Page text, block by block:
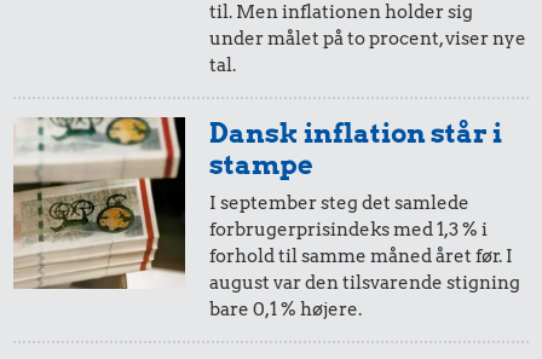
i 1959 i dag
0,82,-
til. Men inflationen holder sig
under målet på to procent, viser nye
tal.
Dansk inflation står i
stampe
I september steg det samlede
forbrugerprisindeks med 1,3 % i
forhold til samme måned året før. I
august var den tilsvarende stigning
bare 0,1 % højere.